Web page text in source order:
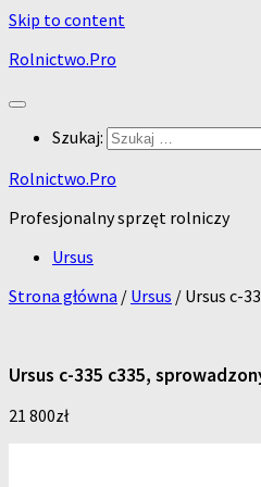
Skip to content
Rolnictwo.Pro
Szukaj:
Rolnictwo.Pro
Profesjonalny sprzęt rolniczy
Ursus
Strona główna / Ursus / Ursus c-
Ursus c-335 c335,
21 800zł